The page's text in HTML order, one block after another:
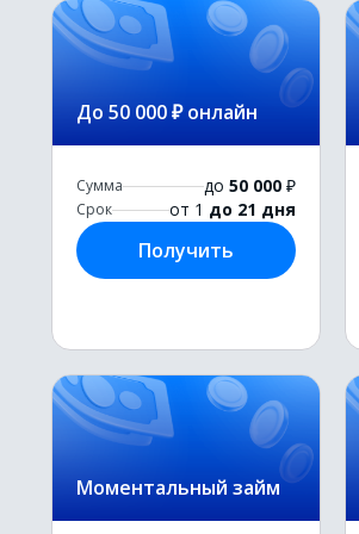
До 50 000 ₽ онлайн
Сумма до 50 000 ₽
Срок от 1 до 21 дня
Получить
Моментальный займ